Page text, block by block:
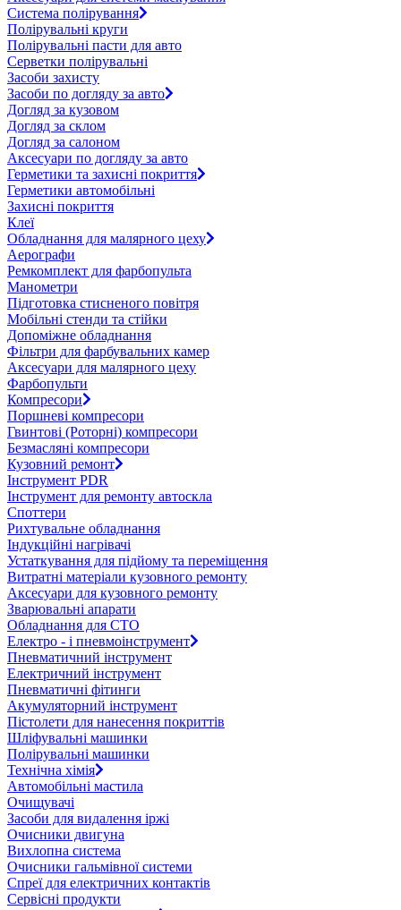
Система полірування
Полірувальні круги
Полірувальні пасти для авто
Серветки полірувальні
Засоби захисту
Засоби по догляду за авто
Догляд за кузовом
Догляд за склом
Догляд за салоном
Аксесуари по догляду за авто
Герметики та захисні покриття
Герметики автомобільні
Захисні покриття
Клеї
Обладнання для малярного цеху
Аерографи
Ремкомплект для фарбопульта
Манометри
Підготовка стисненого повітря
Мобільні стенди та стійки
Допоміжне обладнання
Фільтри для фарбувальних камер
Аксесуари для малярного цеху
Фарбопульти
Компресори
Поршневі компресори
Гвинтові (Роторні) компресори
Безмасляні компресори
Кузовний ремонт
Інструмент PDR
Інструмент для ремонту автоскла
Споттери
Рихтувальне обладнання
Індукційні нагрівачі
Устаткування для підйому та переміщення
Витратні матеріали кузовного ремонту
Аксесуари для кузовного ремонту
Зварювальні апарати
Обладнання для СТО
Електро - і пневмоінструмент
Пневматичний інструмент
Електричний інструмент
Пневматичні фітинги
Акумуляторний інструмент
Пістолети для нанесення покриттів
Шліфувальні машинки
Полірувальні машинки
Технічна хімія
Автомобільні мастила
Очищувачі
Засоби для видалення іржі
Очисники двигуна
Вихлопна система
Очисники гальмівної системи
Спреї для електричних контактів
Сервісні продукти